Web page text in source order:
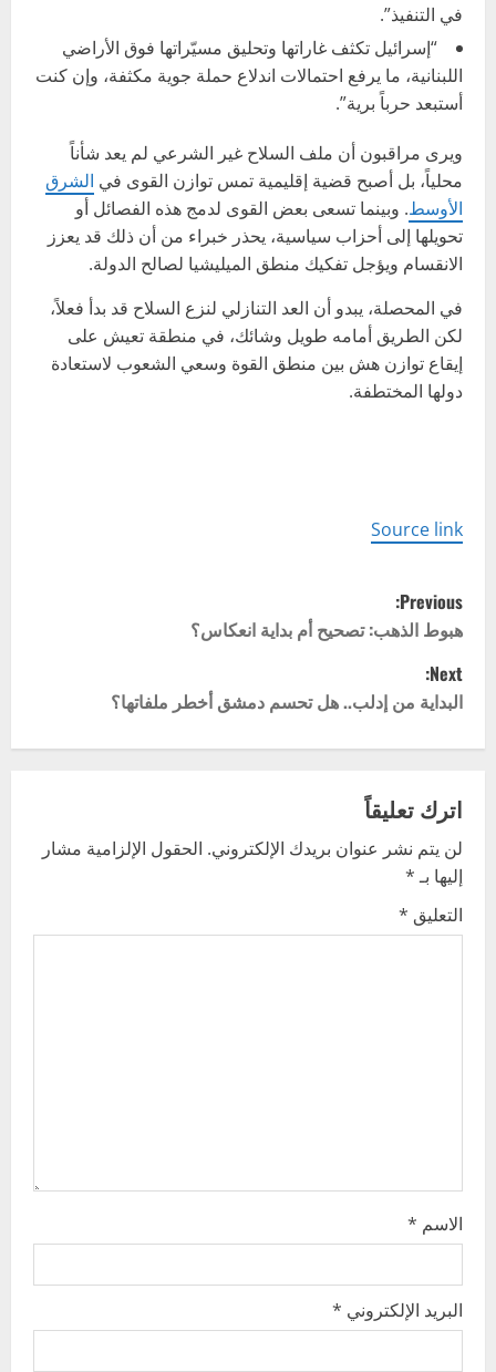
في التنفيذ”.
“إسرائيل تكثف غاراتها وتحليق مسيّراتها فوق الأراضي
اللبنانية، ما يرفع احتمالات اندلاع حملة جوية مكثفة، وإن كنت
أستبعد حرباً برية”.
ويرى مراقبون أن ملف السلاح غير الشرعي لم يعد شأناً
محلياً، بل أصبح قضية إقليمية تمس توازن القوى في الشرق
الأوسط. وبينما تسعى بعض القوى لدمج هذه الفصائل أو
تحويلها إلى أحزاب سياسية، يحذر خبراء من أن ذلك قد يعزز
الانقسام ويؤجل تفكيك منطق الميليشيا لصالح الدولة.
في المحصلة، يبدو أن العد التنازلي لنزع السلاح قد بدأ فعلاً،
لكن الطريق أمامه طويل وشائك، في منطقة تعيش على
إيقاع توازن هش بين منطق القوة وسعي الشعوب لاستعادة
دولها المختطفة.
Source link
P
o
s
a
v
i
n
Previous:
هبوط الذهب: تصحيح أم بداية انعكاس؟
Next:
البداية من إدلب.. هل تحسم دمشق أخطر ملفاتها؟
اترك تعليقاً
لن يتم نشر عنوان بريدك الإلكتروني. الحقول الإلزامية مشار
إليها بـ*
التعليق *
الاسم *
البريد الإلكتروني *